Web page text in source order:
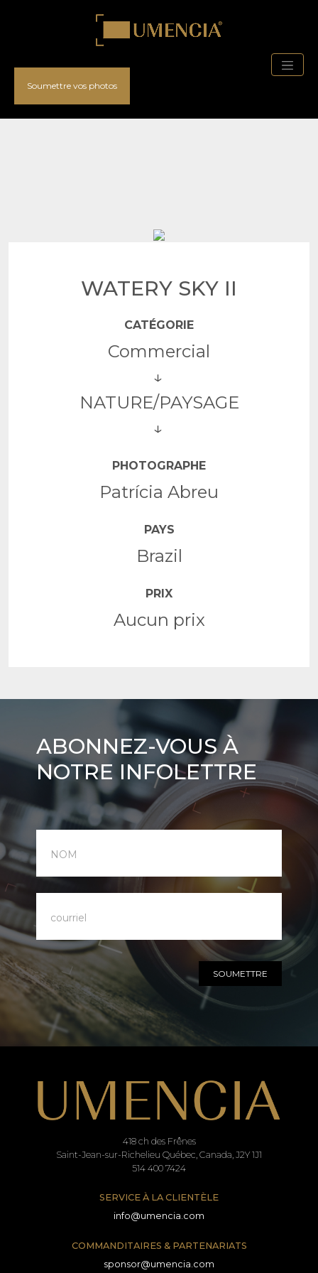
Soumettre vos photos
WATERY SKY II
CATÉGORIE
Commercial
NATURE/PAYSAGE
PHOTOGRAPHE
Patrícia Abreu
PAYS
Brazil
PRIX
Aucun prix
Abonnez-
vous
à
notre
infolettre
ABONNEZ-VOUS À
NOTRE INFOLETTRE
SOUMETTRE
418 ch des Frênes
Saint-Jean-sur-Richelieu Québec, Canada, J2Y 1J1
514 400 7424
SERVICE À LA CLIENTÈLE
info@umencia.com
COMMANDITAIRES & PARTENARIATS
sponsor@umencia.com